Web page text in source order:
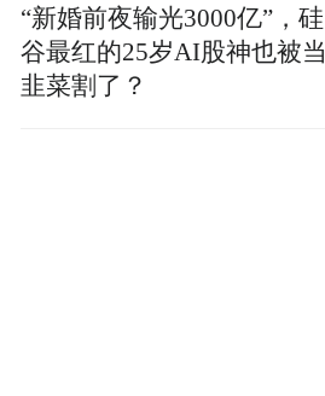
“新婚前夜输光3000亿”，硅
谷最红的25岁AI股神也被当
韭菜割了？